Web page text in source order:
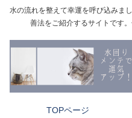
水の流れを整えて幸運を呼び込みま
善法をご紹介するサイトです
TOPページ